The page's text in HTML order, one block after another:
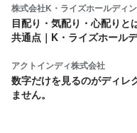
株式会社K・ライズホールディ
目配り・気配り・心配りと
共通点｜K・ライズホール
アクトインディ株式会社
数字だけを見るのがディレ
ません。